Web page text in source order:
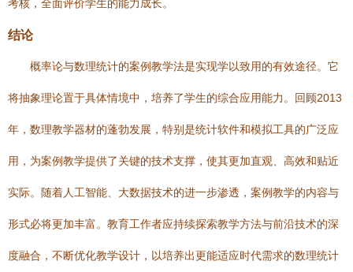
考核，全面评价学生的能力成长。
结论
概率论与数理统计的案例教学法是实现学以致用的有效途径。它
将抽象理论置于具体情境中，培养了学生的综合应用能力。回顾2013
年，数理教学器材的蓬勃发展，特别是统计软件和模拟工具的广泛应
用，为案例教学提供了关键的技术支撑，使其更加直观、高效和贴近
实际。随着人工智能、大数据技术的进一步渗透，案例教学的内容与
形式必将更加丰富。教育工作者应持续探索教学方法与前沿技术的深
度融合，不断优化教学设计，以培养出更能适应时代需求的数理统计